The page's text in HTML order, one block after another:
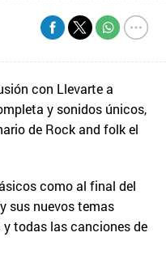
con Llevarte a
y sonidos únicos,
de Rock and folk el
como al final del
sus nuevos temas
todas las canciones de